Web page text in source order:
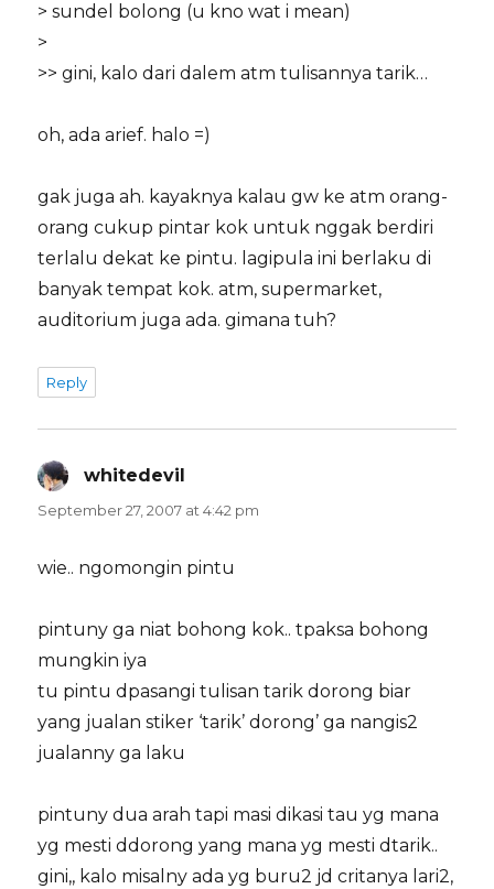
> sundel bolong (u kno wat i mean)
>
>> gini, kalo dari dalem atm tulisannya tarik…
oh, ada arief. halo =)
gak juga ah. kayaknya kalau gw ke atm orang-
orang cukup pintar kok untuk nggak berdiri
terlalu dekat ke pintu. lagipula ini berlaku di
banyak tempat kok. atm, supermarket,
auditorium juga ada. gimana tuh?
Reply
whitedevil
September 27, 2007 at 4:42 pm
wie.. ngomongin pintu
pintuny ga niat bohong kok.. tpaksa bohong
mungkin iya
tu pintu dpasangi tulisan tarik dorong biar
yang jualan stiker ‘tarik’ dorong’ ga nangis2
jualanny ga laku
pintuny dua arah tapi masi dikasi tau yg mana
yg mesti ddorong yang mana yg mesti dtarik..
gini,, kalo misalny ada yg buru2 jd critanya lari2,